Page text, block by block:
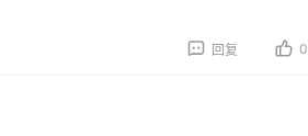
回复 0